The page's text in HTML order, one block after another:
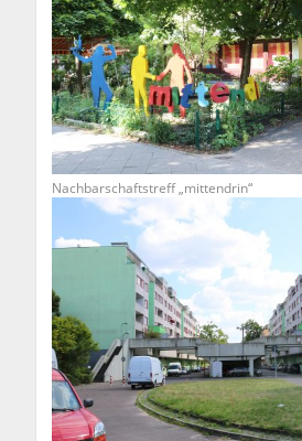
Nachbarschaftstreff „mittendrin“